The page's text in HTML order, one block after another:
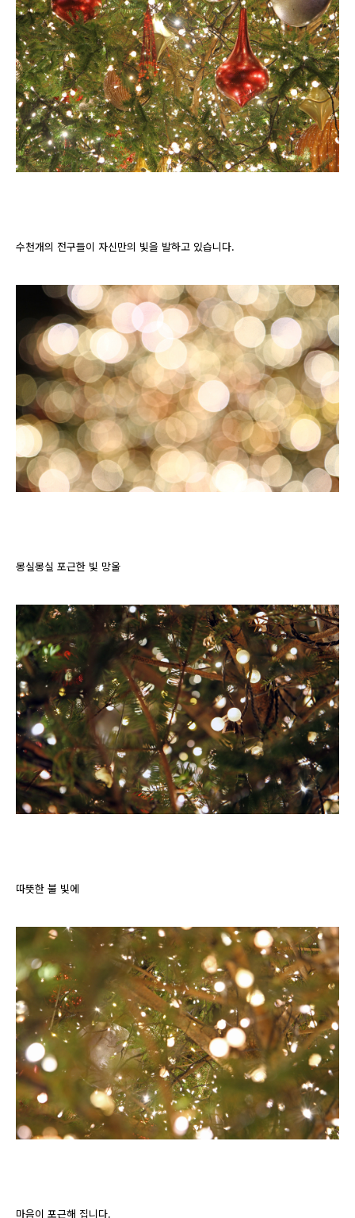
수천개의 전구들이 자신만의 빛을 발하고 있습니다.
몽실몽실 포근한 빛 망울
따뜻한 불 빛에
마음이 포근해 집니다.